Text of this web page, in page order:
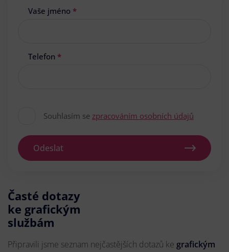
Vaše jméno *
Telefon *
Souhlasím se zpracováním osobních údajů
Odeslat
Časté dotazy
ke grafickým
službám
Připravili jsme seznam nejčastějších dotazů ke grafickým